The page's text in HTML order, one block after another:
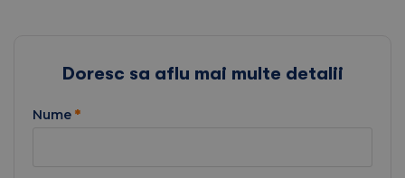
Doresc sa aflu mai multe detalii
Nume *